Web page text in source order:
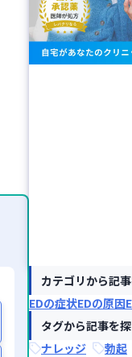
カテゴリから記
EDの症状EDの原因
タグから記事を
ナレッジ
勃起